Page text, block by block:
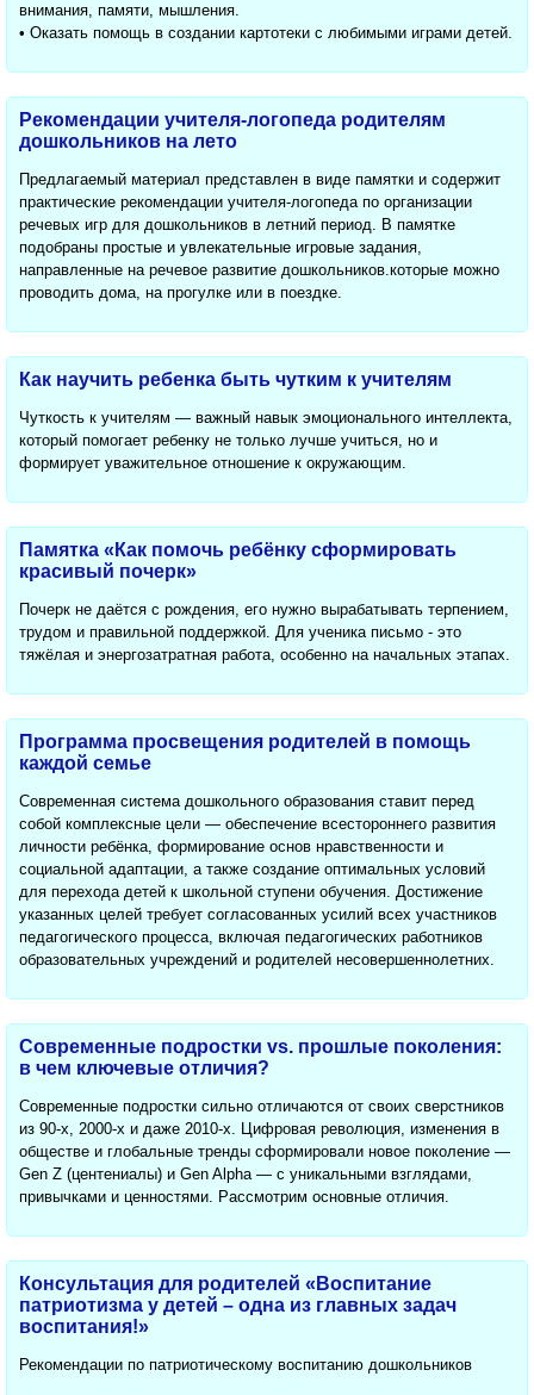
внимания, памяти, мышления.
• Оказать помощь в создании картотеки с любимыми играми детей.
Рекомендации учителя-логопеда родителям
дошкольников на лето
Предлагаемый материал представлен в виде памятки и содержит
практические рекомендации учителя-логопеда по организации
речевых игр для дошкольников в летний период. В памятке
подобраны простые и увлекательные игровые задания,
направленные на речевое развитие дошкольников.которые можно
проводить дома, на прогулке или в поездке.
Как научить ребенка быть чутким к учителям
Чуткость к учителям — важный навык эмоционального интеллекта,
который помогает ребенку не только лучше учиться, но и
формирует уважительное отношение к окружающим.
Памятка «Как помочь ребёнку сформировать
красивый почерк»
Почерк не даётся с рождения, его нужно вырабатывать терпением,
трудом и правильной поддержкой. Для ученика письмо - это
тяжёлая и энергозатратная работа, особенно на начальных этапах.
Программа просвещения родителей в помощь
каждой семье
Современная система дошкольного образования ставит перед
собой комплексные цели — обеспечение всестороннего развития
личности ребёнка, формирование основ нравственности и
социальной адаптации, а также создание оптимальных условий
для перехода детей к школьной ступени обучения. Достижение
указанных целей требует согласованных усилий всех участников
педагогического процесса, включая педагогических работников
образовательных учреждений и родителей несовершеннолетних.
Современные подростки vs. прошлые поколения:
в чем ключевые отличия?
Современные подростки сильно отличаются от своих сверстников
из 90-х, 2000-х и даже 2010-х. Цифровая революция, изменения в
обществе и глобальные тренды сформировали новое поколение —
Gen Z (центениалы) и Gen Alpha — с уникальными взглядами,
привычками и ценностями. Рассмотрим основные отличия.
Консультация для родителей «Воспитание
патриотизма у детей – одна из главных задач
воспитания!»
Рекомендации по патриотическому воспитанию дошкольников